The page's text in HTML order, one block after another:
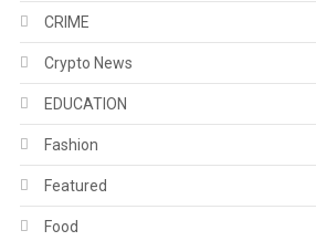
CRIME
Crypto News
EDUCATION
Fashion
Featured
Food